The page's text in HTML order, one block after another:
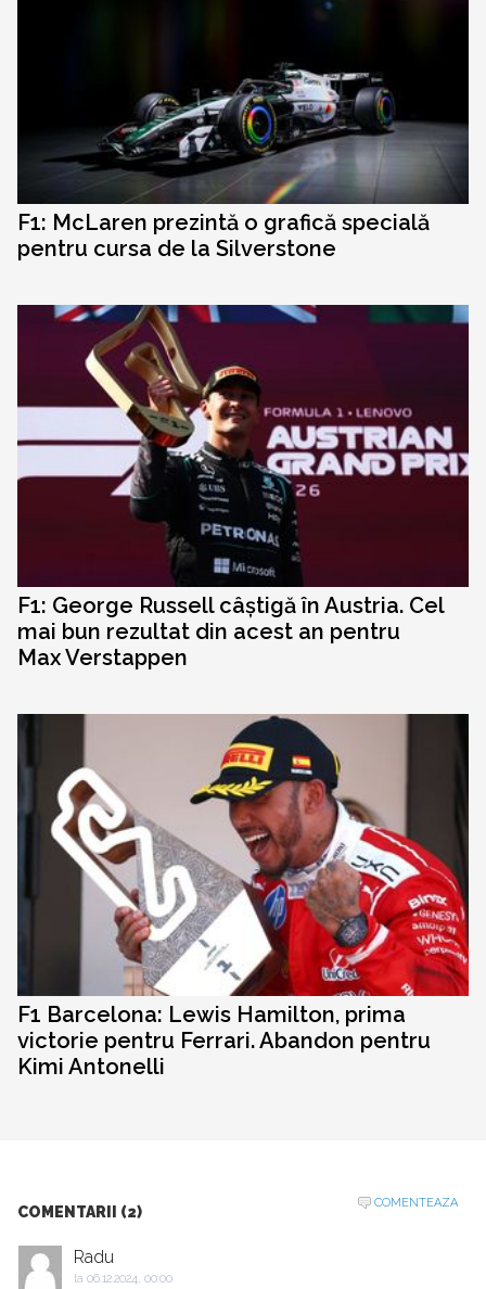
F1: McLaren prezintă o grafică specială
pentru cursa de la Silverstone
F1: George Russell câștigă în Austria. Cel
mai bun rezultat din acest an pentru
Max Verstappen
F1 Barcelona: Lewis Hamilton, prima
victorie pentru Ferrari. Abandon pentru
Kimi Antonelli
COMENTARII (2)
COMENTEAZA
Radu
la 06.12.2024, 00:00